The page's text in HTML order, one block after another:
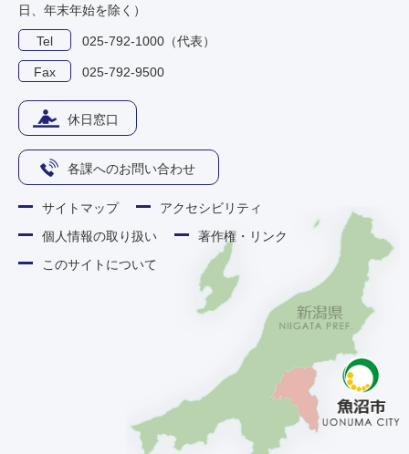
日、年末年始を除く）
Tel 025-792-1000（代表）
Fax 025-792-9500
休日窓口
各課へのお問い合わせ
サイトマップ
アクセシビリティ
個人情報の取り扱い
著作権・リンク
このサイトについて